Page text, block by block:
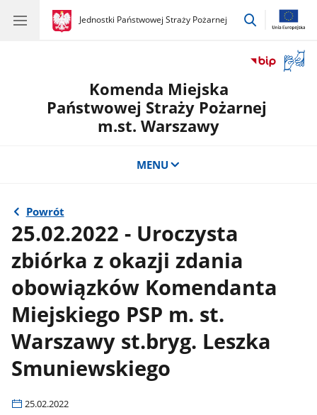
gov.pl
Jednostki Państwowej Straży Pożarnej
gov.pl
Jednostki
przejdź
okno
Komenda Miejska
Państwowej Straży Pożarnej
m.st. Warszawy
MENU
Powrót
25.02.2022 - Uroczysta
zbiórka z okazji zdania
obowiązków Komendanta
Miejskiego PSP m. st.
Warszawy st.bryg. Leszka
Smuniewskiego
25.02.2022